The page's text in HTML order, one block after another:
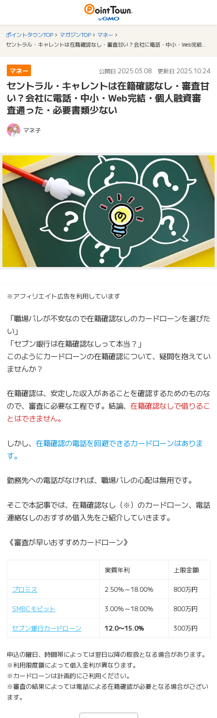
ポイントタウンTOP マガジンTOP
マネー
マネー 公開日:2025.03.08 更新日:2025.10.24
セントラル・キャレントは在籍確認なし・審査甘
い？会社に電話・中小・Web完結・個人融資審
査通った・必要書類少ない
マネ子
※アフィリエイト広告を利用しています
「職場バレが不安なので在籍確認なしのカードローンを選びた
い」
「セブン銀行は在籍確認なしって本当？」
このようにカードローンの在籍確認について、疑問を抱えてい
ませんか？
在籍確認は、安定した収入があることを確認するためのものな
ので、審査に必要な工程です。結論、 在籍確認なしで借りるこ
とはできません。
しかし、 在籍確認の電話を回避できるカードローンはありま
す。
勤務先への電話がなければ、職場バレの心配は無用です。
そこで本記事では、在籍確認なし（※）のカードローン、電話
連絡なしのおすすめ借入先をご紹介していきます。
《審査が早いおすすめカードローン》
実質年利 上限金額
プロミス 2.50％～18.00％ 800万円
SMBCモビット 3.00％～18.00％ 800万円
セブン銀行カードローン 12.0〜15.0% 300万円
申込の曜日、時間帯によっては翌日以降の取扱となる場合があります。
※利用限度額によって借入金利が異なります。
※カードローンは計画的にご利用ください。
※審査の結果によっては電話による在籍確認が必要となる場合がござい
ます。